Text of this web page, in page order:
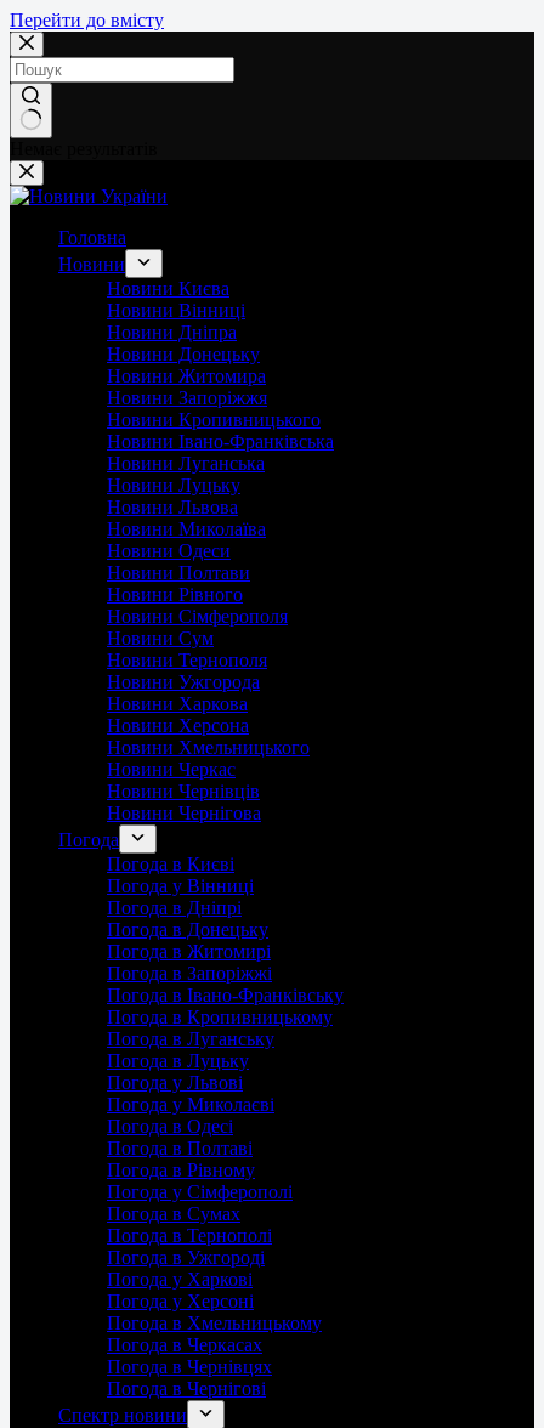
Перейти до вмісту
Головна
Новини
Новини Києва
Новини Вінниці
Новини Дніпра
Новини Донецьку
Новини Житомира
Новини Запоріжжя
Новини Кропивницького
Новини Івано-Франківська
Новини Луганська
Новини Луцьку
Новини Львова
Новини Миколаїва
Новини Одеси
Новини Полтави
Новини Рівного
Новини Сімферополя
Новини Сум
Новини Тернополя
Новини Ужгорода
Новини Харкова
Новини Херсона
Новини Хмельницького
Новини Черкас
Новини Чернівців
Новини Чернігова
Погода
Погода в Києві
Погода у Вінниці
Погода в Дніпрі
Погода в Донецьку
Погода в Житомирі
Погода в Запоріжжі
Погода в Івано-Франківську
Погода в Кропивницькому
Погода в Луганську
Погода в Луцьку
Погода у Львові
Погода у Миколаєві
Погода в Одесі
Погода в Полтаві
Погода в Рівному
Погода у Сімферополі
Погода в Сумах
Погода в Тернополі
Погода в Ужгороді
Погода у Харкові
Погода у Херсоні
Погода в Хмельницькому
Погода в Черкасах
Погода в Чернівцях
Погода в Чернігові
Спектр новини